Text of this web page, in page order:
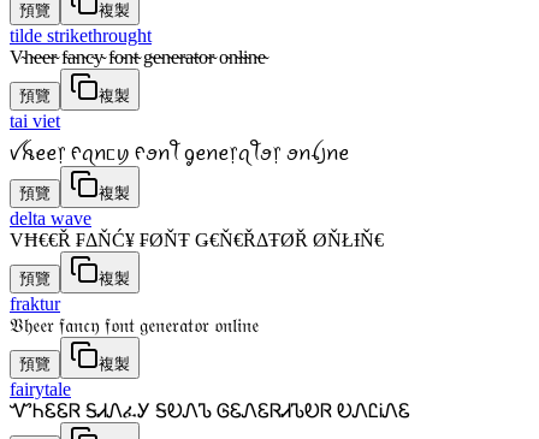
預覽 複製
tilde strikethrought
V̴h̴e̴e̴r̴ f̴a̴n̴c̴y̴ f̴o̴n̴t̴ g̴e̴n̴e̴r̴a̴t̴o̴r̴ o̴n̴l̴i̴n̴e̴
預覽 複製
tai viet
ꪜꫝꫀꫀ᥅ ᠻꪖꪀᥴꪗ ᠻꪮꪀꪻ ᧁꫀꪀꫀ᥅ꪖꪻꪮ᥅ ꪮꪀꪶ꠸ꪀꫀ
預覽 複製
delta wave
VĦ€€Ř ₣ΔŇĆ¥ ₣ØŇŦ Ǥ€Ň€ŘΔŦØŘ ØŇŁƗŇ€
預覽 複製
fraktur
𝔙𝔥𝔢𝔢𝔯 𝔣𝔞𝔫𝔠𝔶 𝔣𝔬𝔫𝔱 𝔤𝔢𝔫𝔢𝔯𝔞𝔱𝔬𝔯 𝔬𝔫𝔩𝔦𝔫𝔢
預覽 複製
fairytale
ᏉᏂᏋᏋᏒ ᎦᏗᏁፈᎩ ᎦᎧᏁᏖ ᎶᏋᏁᏋᏒᏗᏖᎧᏒ ᎧᏁᏝᎥᏁᏋ